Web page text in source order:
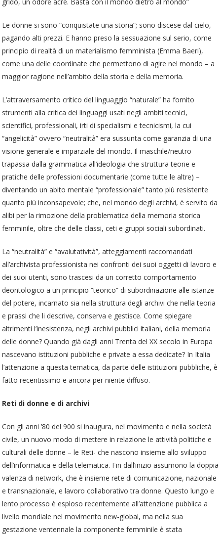
Le donne si sono “conquistate una storia”; sono discese dal cielo,
pagando alti prezzi. E hanno preso la sessuazione sul serio, come
principio di realtà di un materialismo femminista (Emma Baeri),
come una delle coordinate che permettono di agire nel mondo – a
maggior ragione nell’ambito della storia e della memoria.
L’attraversamento critico del linguaggio “naturale” ha fornito
strumenti alla critica dei linguaggi usati negli ambiti tecnici,
scientifici, professionali, irti di specialismi e tecnicismi, la cui
“angelicità” ovvero “neutralità” era sussunta come garanzia di una
visione generale e imparziale del mondo. Il maschile/neutro
trapassa dalla grammatica all’ideologia che struttura teorie e
pratiche delle professioni documentarie (come tutte le altre) –
diventando un abito mentale “professionale” tanto più resistente
quanto più inconsapevole; che, nel mondo degli archivi, è servito da
alibi per la rimozione della problematica della memoria storica
femminile, oltre che delle classi, ceti e gruppi sociali subordinati.
La “neutralità” e “avalutatività”, atteggiamenti raccomandati
all’archivista professionista nei confronti dei suoi oggetti di lavoro e
dei suoi utenti, sono trascesi da un corretto comportamento
deontologico a un principio “teorico” di subordinazione alle istanze
del potere, incarnato sia nella struttura degli archivi che nella teoria
e prassi che li descrive, conserva e gestisce. Come spiegare
altrimenti l’inesistenza, negli archivi pubblici italiani, della memoria
delle donne? Quando già dagli anni Trenta del XX secolo in Europa
nascevano istituzioni pubbliche e private a essa dedicate? In Italia
l’attenzione a questa tematica, da parte delle istituzioni pubbliche, è
fatto recentissimo e ancora per niente diffuso.
Reti di donne e di archivi
Con gli anni ’80 del 900 si inaugura, nel movimento e nella società
civile, un nuovo modo di mettere in relazione le attività politiche e
culturali delle donne – le Reti- che nascono insieme allo sviluppo
dell’informatica e della telematica. Fin dall’inizio assumono la doppia
valenza di network, che è insieme rete di comunicazione, nazionale
e transnazionale, e lavoro collaborativo tra donne. Questo lungo e
lento processo è esploso recentemente all’attenzione pubblica a
livello mondiale nel movimento new-global, ma nella sua
gestazione ventennale la componente femminile è stata